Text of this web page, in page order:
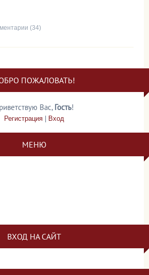
КОНТАКТЫ
(34)
ПОЖАЛОВАТЬ!
Вас, Гость!
Регистрация| Вход
МЕНЮ
ВХОД НА САЙТ